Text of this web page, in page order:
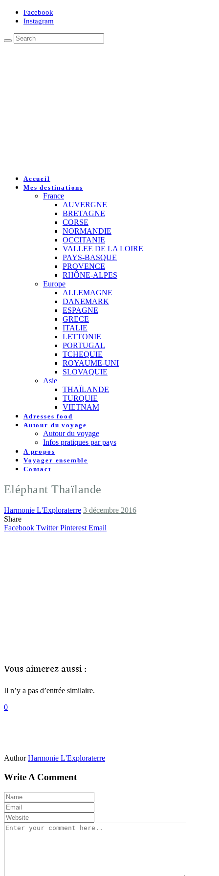
Facebook
Instagram
Accueil
Mes destinations
France
AUVERGNE
BRETAGNE
CORSE
NORMANDIE
OCCITANIE
VALLEE DE LA LOIRE
PAYS-BASQUE
PROVENCE
RHÔNE-ALPES
Europe
ALLEMAGNE
DANEMARK
ESPAGNE
GRECE
ITALIE
LETTONIE
PORTUGAL
TCHEQUIE
ROYAUME-UNI
SLOVAQUIE
Asie
THAÏLANDE
TURQUIE
VIETNAM
Adresses food
Autour du voyage
Autour du voyage
Infos pratiques par pays
A propos
Voyager ensemble
Contact
Eléphant Thaïlande
Harmonie L'Exploraterre 3 décembre 2016
Share
Facebook Twitter Pinterest Email
Vous aimerez aussi :
Il n’y a pas d’entrée similaire.
0
Author Harmonie L'Exploraterre
Write A Comment